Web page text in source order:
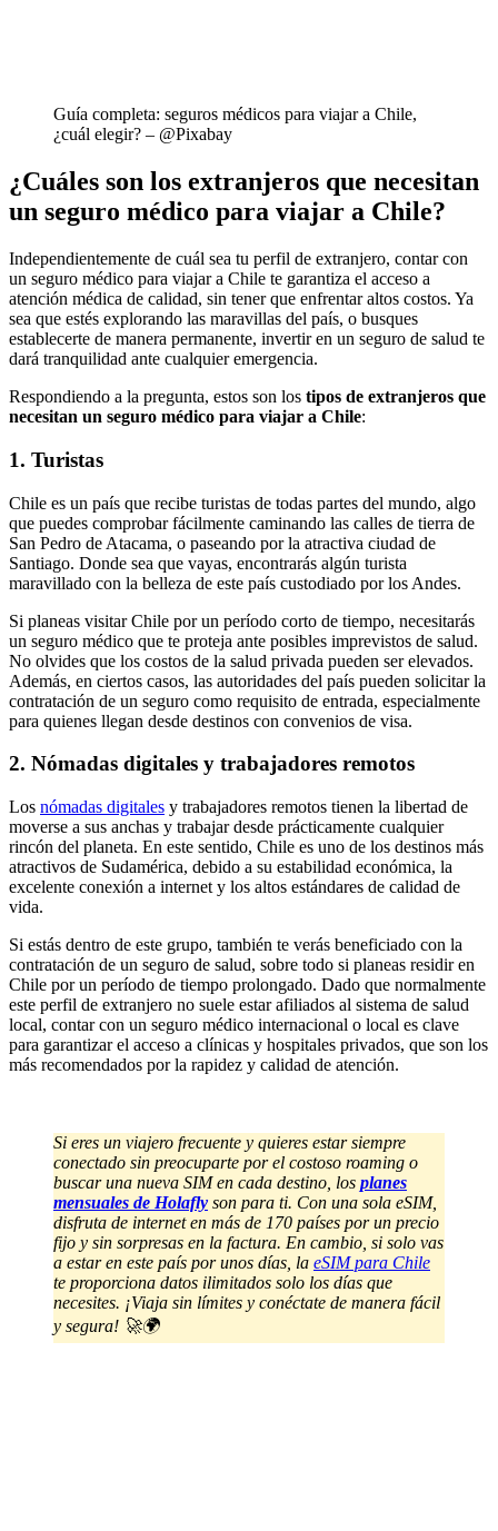
Guía completa: seguros médicos para viajar a Chile,
¿cuál elegir? – @Pixabay
¿Cuáles son los extranjeros que necesitan
un seguro médico para viajar a Chile?
Independientemente de cuál sea tu perfil de extranjero, contar con
un seguro médico para viajar a Chile te garantiza el acceso a
atención médica de calidad, sin tener que enfrentar altos costos. Ya
sea que estés explorando las maravillas del país, o busques
establecerte de manera permanente, invertir en un seguro de salud te
dará tranquilidad ante cualquier emergencia.
Respondiendo a la pregunta, estos son los tipos de extranjeros que
necesitan un seguro médico para viajar a Chile:
1. Turistas
Chile es un país que recibe turistas de todas partes del mundo, algo
que puedes comprobar fácilmente caminando las calles de tierra de
San Pedro de Atacama, o paseando por la atractiva ciudad de
Santiago. Donde sea que vayas, encontrarás algún turista
maravillado con la belleza de este país custodiado por los Andes.
Si planeas visitar Chile por un período corto de tiempo, necesitarás
un seguro médico que te proteja ante posibles imprevistos de salud.
No olvides que los costos de la salud privada pueden ser elevados.
Además, en ciertos casos, las autoridades del país pueden solicitar la
contratación de un seguro como requisito de entrada, especialmente
para quienes llegan desde destinos con convenios de visa.
2. Nómadas digitales y trabajadores remotos
Los nómadas digitales y trabajadores remotos tienen la libertad de
moverse a sus anchas y trabajar desde prácticamente cualquier
rincón del planeta. En este sentido, Chile es uno de los destinos más
atractivos de Sudamérica, debido a su estabilidad económica, la
excelente conexión a internet y los altos estándares de calidad de
vida.
Si estás dentro de este grupo, también te verás beneficiado con la
contratación de un seguro de salud, sobre todo si planeas residir en
Chile por un período de tiempo prolongado. Dado que normalmente
este perfil de extranjero no suele estar afiliados al sistema de salud
local, contar con un seguro médico internacional o local es clave
para garantizar el acceso a clínicas y hospitales privados, que son los
más recomendados por la rapidez y calidad de atención.
Si eres un viajero frecuente y quieres estar siempre
conectado sin preocuparte por el costoso roaming o
buscar una nueva SIM en cada destino, los planes
mensuales de Holafly son para ti. Con una sola eSIM,
disfruta de internet en más de 170 países por un precio
fijo y sin sorpresas en la factura. En cambio, si solo vas
a estar en este país por unos días, la eSIM para Chile
te proporciona datos ilimitados solo los días que
necesites. ¡Viaja sin límites y conéctate de manera fácil
y segura! 🚀🌍